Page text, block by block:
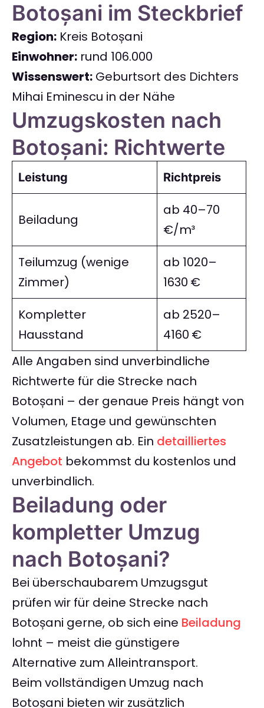
Botoșani im Steckbrief
Region: Kreis Botoșani
Einwohner: rund 106.000
Wissenswert: Geburtsort des Dichters
Mihai Eminescu in der Nähe
Umzugskosten nach
Botoșani: Richtwerte
Leistung Richtpreis
Beiladung
ab 40–70
€/m³
Teilumzug (wenige
Zimmer)
ab 1020–
1630 €
Kompletter
Hausstand
ab 2520–
4160 €
Alle Angaben sind unverbindliche
Richtwerte für die Strecke nach
Botoșani – der genaue Preis hängt von
Volumen, Etage und gewünschten
Zusatzleistungen ab. Ein detailliertes
Angebot bekommst du kostenlos und
unverbindlich.
Beiladung oder
kompletter Umzug
nach Botoșani?
Bei überschaubarem Umzugsgut
prüfen wir für deine Strecke nach
Botoșani gerne, ob sich eine Beiladung
lohnt – meist die günstigere
Alternative zum Alleintransport.
Beim vollständigen Umzug nach
Botoșani bieten wir zusätzlich